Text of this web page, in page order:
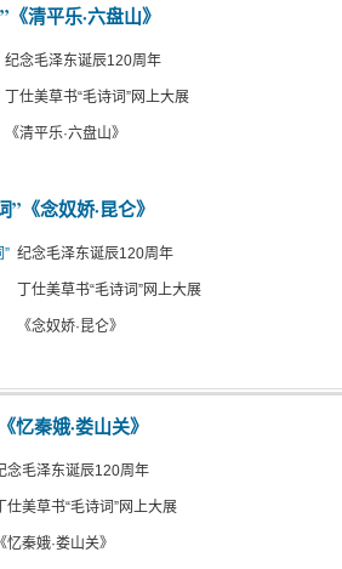
清平乐·六盘山》
纪念毛泽东诞辰120周年
丁仕美草书“毛诗词”网上大展
《清平乐·六盘山》
《念奴娇·昆仑》
纪念毛泽东诞辰120周年
丁仕美草书“毛诗词”网上大展
《念奴娇·昆仑》
忆秦娥·娄山关》
念毛泽东诞辰120周年
丁仕美草书“毛诗词”网上大展
《忆秦娥·娄山关》